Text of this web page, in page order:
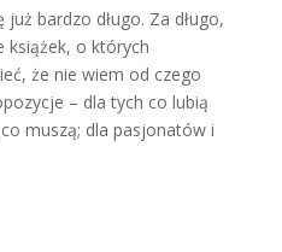
bardzo długo. Za długo,
książek, o których
że nie wiem od czego
– dla tych co lubią
muszą; dla pasjonatów i